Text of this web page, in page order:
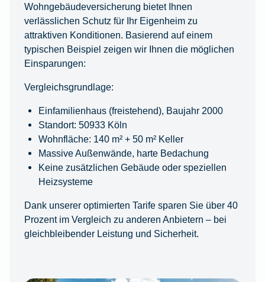
Wohngebäudeversicherung bietet Ihnen
verlässlichen Schutz für Ihr Eigenheim zu
attraktiven Konditionen. Basierend auf einem
typischen Beispiel zeigen wir Ihnen die möglichen
Einsparungen:
Vergleichsgrundlage:
Einfamilienhaus (freistehend), Baujahr 2000
Standort: 50933 Köln
Wohnfläche: 140 m² + 50 m² Keller
Massive Außenwände, harte Bedachung
Keine zusätzlichen Gebäude oder speziellen
Heizsysteme
Dank unserer optimierten Tarife sparen Sie über 40
Prozent im Vergleich zu anderen Anbietern – bei
gleichbleibender Leistung und Sicherheit.